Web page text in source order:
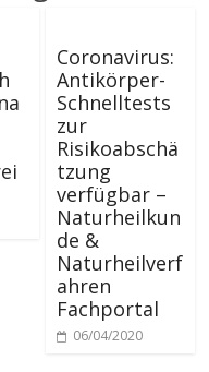
Coronavirus:
Antikörper-
Schnelltests
zur
Risikoabschä
tzung
verfügbar –
Naturheilkun
de &
Naturheilverf
ahren
Fachportal
06/04/2020